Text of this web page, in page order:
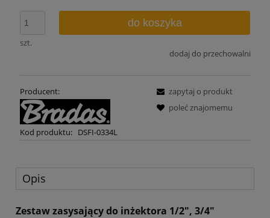
szt.
do koszyka
dodaj do przechowalni
Producent:
Kod produktu: DSFI-0334L
zapytaj o produkt
poleć znajomemu
Opis
Zestaw zasysający do inżektora 1/2", 3/4"